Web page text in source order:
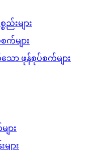
များ
းများ
များ
ဖုန်စုပ်စက်များ